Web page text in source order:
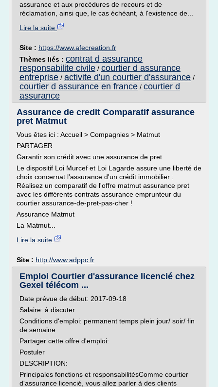
assurance et aux procédures de recours et de
réclamation, ainsi que, le cas échéant, à l'existence de...
Lire la suite
Site : https://www.afecreation.fr
Thèmes liés : contrat d assurance
responsabilite civile / courtier d assurance
entreprise / activite d'un courtier d'assurance /
courtier d assurance en france / courtier d
assurance
Assurance de credit Comparatif assurance
pret Matmut
Vous êtes ici : Accueil > Compagnies > Matmut
PARTAGER
Garantir son crédit avec une assurance de pret
Le dispositif Loi Murcef et Loi Lagarde assure une liberté de
choix concernat l'assurance d'un crédit immobilier :
Réalisez un comparatif de l'offre matmut assurance pret
avec les différents contrats assurance emprunteur du
courtier assurance-de-pret-pas-cher !
Assurance Matmut
La Matmut...
Lire la suite
Site : http://www.adppc.fr
Emploi Courtier d'assurance licencié chez
Gexel télécom ...
Date prévue de début: 2017-09-18
Salaire: à discuter
Conditions d'emploi: permanent temps plein jour/ soir/ fin
de semaine
Partager cette offre d'emploi:
Postuler
DESCRIPTION:
Principales fonctions et responsabilitésComme courtier
d'assurance licencié, vous allez parler à des clients